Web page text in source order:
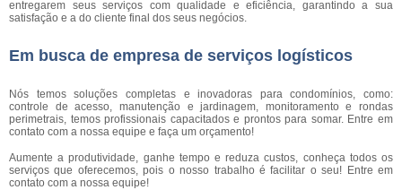
entregarem seus serviços com qualidade e eficiência, garantindo a sua
satisfação e a do cliente final dos seus negócios.
Em busca de empresa de serviços logísticos
Nós temos soluções completas e inovadoras para condomínios, como:
controle de acesso, manutenção e jardinagem, monitoramento e rondas
perimetrais, temos profissionais capacitados e prontos para somar. Entre em
contato com a nossa equipe e faça um orçamento!
Aumente a produtividade, ganhe tempo e reduza custos, conheça todos os
serviços que oferecemos, pois o nosso trabalho é facilitar o seu! Entre em
contato com a nossa equipe!